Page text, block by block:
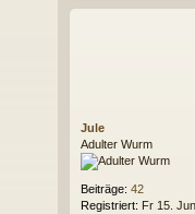
Jule
Adulter Wurm
Beiträge: 42
Registriert: Fr 15.